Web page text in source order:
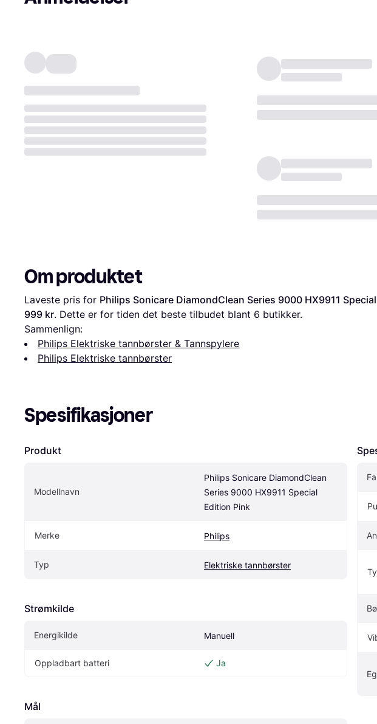
Om produktet
Laveste pris for Philips Sonicare DiamondClean Series 9000 HX9911
999 kr. Dette er for tiden det beste tilbudet blant 6 butikker.
Sammenlign:
Philips Elektriske tannbørster & Tannspylere
Philips Elektriske tannbørster
Spesifikasjoner
Produkt
Modellnavn
Philips Sonicare DiamondClean
Series 9000 HX9911 Special
Edition Pink
Merke Philips
Typ Elektriske tannbørster
Strømkilde
Energikilde Manuell
Oppladbart batteri Ja
Mål